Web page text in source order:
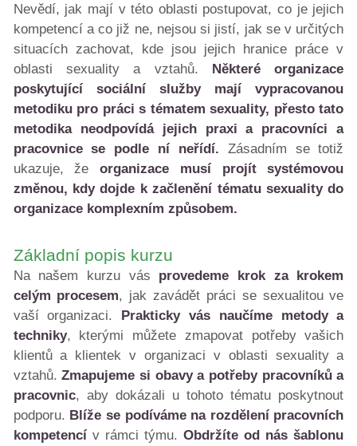
Nevědí, jak mají v této oblasti postupovat, co je jejich
kompetencí a co již ne, nejsou si jistí, jak se v určitých
situacích zachovat, kde jsou jejich hranice práce v
oblasti sexuality a vztahů. Některé organizace
poskytující sociální služby mají vypracovanou
metodiku pro práci s tématem sexuality, přesto tato
metodika neodpovídá jejich praxi a pracovníci a
pracovnice se podle ní neřídí. Zásadním se totiž
ukazuje, žeorganizace musí projít systémovou
změnou, kdy dojde k začlenění tématu sexuality do
organizace komplexním způsobem.
Základní popis kurzu
Na našem kurzu vás provedeme krok za krokem
celým procesem, jak zavádět práci se sexualitou ve
vaší organizaci. Prakticky vás naučíme metody a
techniky, kterými můžete zmapovat potřeby vašich
klientů a klientek v organizaci v oblasti sexuality a
vztahů.Zmapujeme si obavy a potřeby pracovníků a
pracovnic, aby dokázali u tohoto tématu poskytnout
podporu. Blíže se podíváme na rozdělení pracovních
kompetencív rámci týmu.Obdržíte od nás šablonu